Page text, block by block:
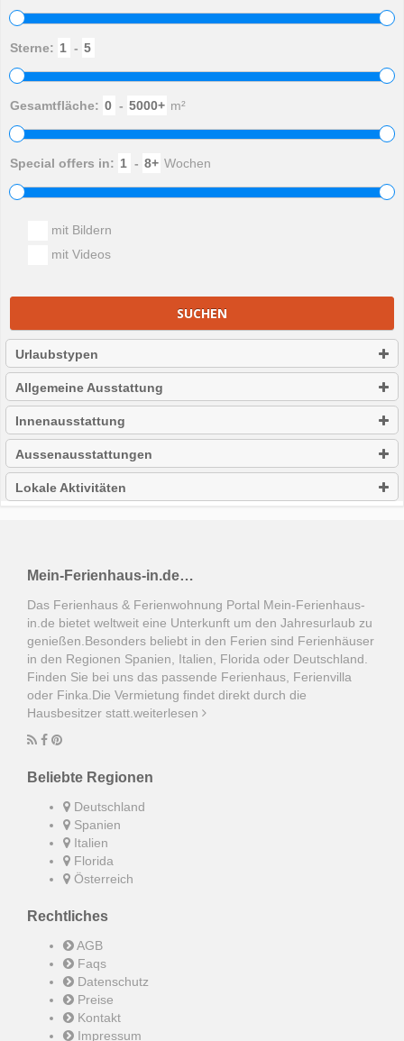
Sterne: -
Gesamtfläche: - m²
Special offers in: - Wochen
mit Bildern
mit Videos
SUCHEN
Urlaubstypen
Allgemeine Ausstattung
Innenausstattung
Aussenausstattungen
Lokale Aktivitäten
Mein-Ferienhaus-in.de…
Das Ferienhaus & Ferienwohnung Portal Mein-Ferienhaus-
in.de bietet weltweit eine Unterkunft um den Jahresurlaub zu
genießen.Besonders beliebt in den Ferien sind Ferienhäuser
in den Regionen Spanien, Italien, Florida oder Deutschland.
Finden Sie bei uns das passende Ferienhaus, Ferienvilla
oder Finka.Die Vermietung findet direkt durch die
Hausbesitzer statt. weiterlesen
Beliebte Regionen
Deutschland
Spanien
Italien
Florida
Österreich
Rechtliches
AGB
Faqs
Datenschutz
Preise
Kontakt
Impressum